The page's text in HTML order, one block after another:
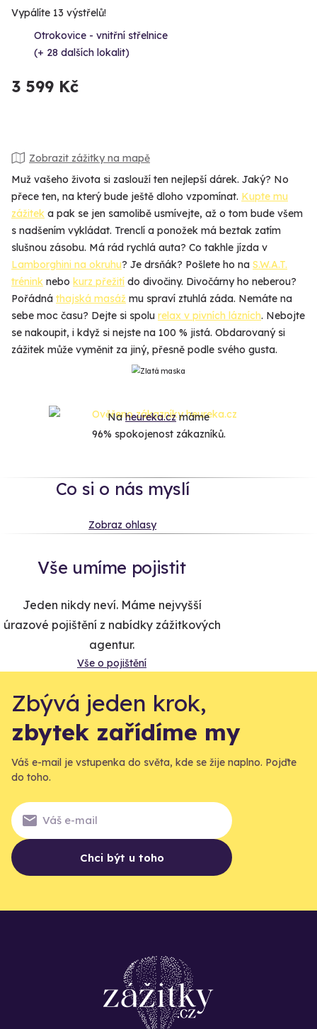
Vypálíte 13 výstřelů!
Otrokovice - vnitřní střelnice
(+ 28 dalších lokalit)
3 599 Kč
Zobrazit zážitky na mapě
Muž vašeho života si zaslouží ten nejlepší dárek. Jaký? No
přece ten, na který bude ještě dloho vzpomínat. Kupte mu
zážitek a pak se jen samolibě usmívejte, až o tom bude všem
s nadšením vykládat. Trenclí a ponožek má beztak zatím
slušnou zásobu. Má rád rychlá auta? Co takhle jízda v
Lamborghini na okruhu? Je drsňák? Pošlete ho na S.W.A.T.
trénink nebo kurz přežití do divočiny. Divočárny ho neberou?
Pořádná thajská masáž mu spraví ztuhlá záda. Nemáte na
sebe moc času? Dejte si spolu relax v pivních lázních. Nebojte
se nakoupit, i když si nejste na 100 % jistá. Obdarovaný si
zážitek může vyměnit za jiný, přesně podle svého gusta.
Naheureka.czmáme
96% spokojenost zákazníků.
Co si o nás myslí
Zobraz ohlasy
Vše umíme pojistit
Jeden nikdy neví. Máme nejvyšší
úrazové pojištění z nabídky zážitkových
agentur.
Vše o pojištění
Zbývá jeden krok,
zbytek zařídíme my
Váš e-mail je vstupenka do světa, kde se žije naplno. Pojďte
do toho.
Chci být u toho